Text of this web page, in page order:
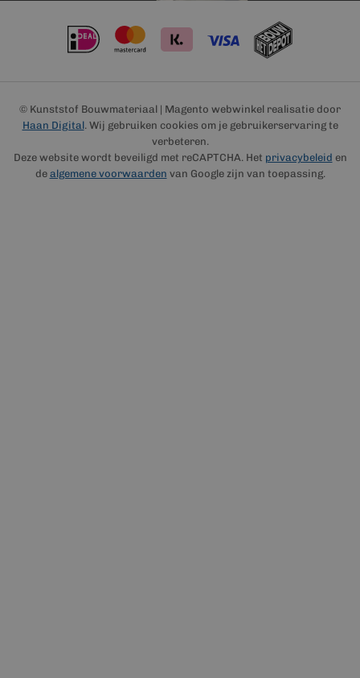
© Kunststof Bouwmateriaal | Magento webwinkel realisatie door
Haan Digital. Wij gebruiken cookies om je gebruikerservaring te
verbeteren.
Deze website wordt beveiligd met reCAPTCHA. Het privacybeleid en
de algemene voorwaarden van Google zijn van toepassing.